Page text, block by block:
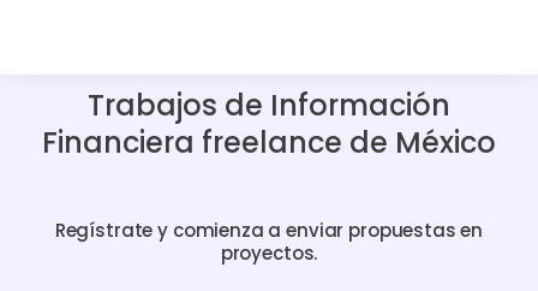
Trabajos de Información
Financiera freelance de México
Regístrate y comienza a enviar propuestas en
proyectos.